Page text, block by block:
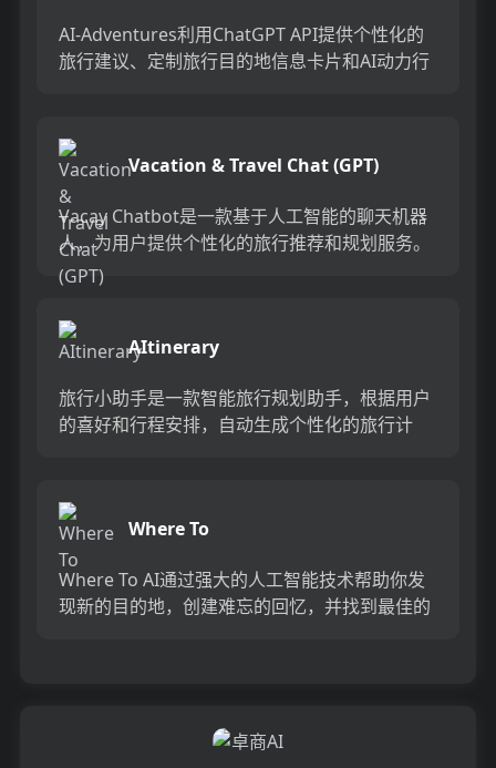
AI-Adventures利用ChatGPT API提供个性化的
旅行建议、定制旅行目的地信息卡片和AI动力行
Vacation & Travel Chat (GPT)
Vacay Chatbot是一款基于人工智能的聊天机器
人，为用户提供个性化的旅行推荐和规划服务。
它可以提供航班信息、酒店推荐、当地活动建
AItinerary
旅行小助手是一款智能旅行规划助手，根据用户
的喜好和行程安排，自动生成个性化的旅行计
Where To
Where To AI通过强大的人工智能技术帮助你发
现新的目的地，创建难忘的回忆，并找到最佳的